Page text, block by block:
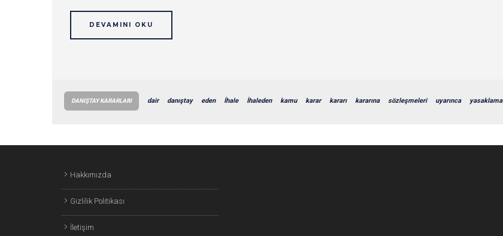
DEVAMINI OKU
DANIŞTAY KARARLARI dair danıştay eden İhale İhaleden kamu karar kararı kararına sözleşmeleri uyarınca yasaklama
Hakkımızda
Gizlilik Politikası
İletişim